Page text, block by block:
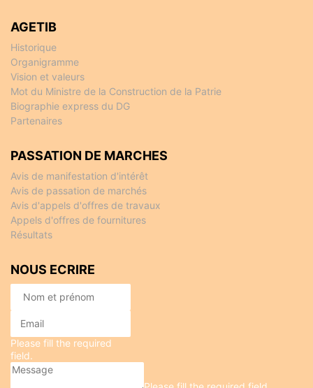
AGETIB
Historique
Organigramme
Vision et valeurs
Mot du Ministre de la Construction de la Patrie
Biographie express du DG
Partenaires
PASSATION DE MARCHES
Avis de manifestation d'intérêt
Avis de passation de marchés
Avis d'appels d'offres de travaux
Appels d'offres de fournitures
Résultats
NOUS ECRIRE
Please fill the required
field.